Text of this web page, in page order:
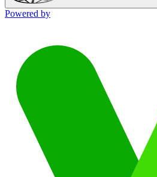
Powered by